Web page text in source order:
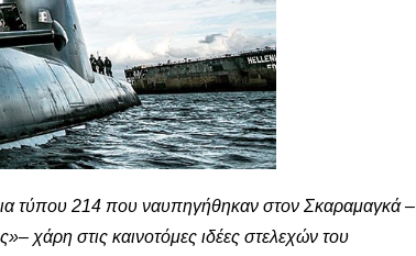
τύπου 214 που ναυπηγήθηκαν στον Σκαραμαγκά –
χάρη στις καινοτόμες ιδέες στελεχών του